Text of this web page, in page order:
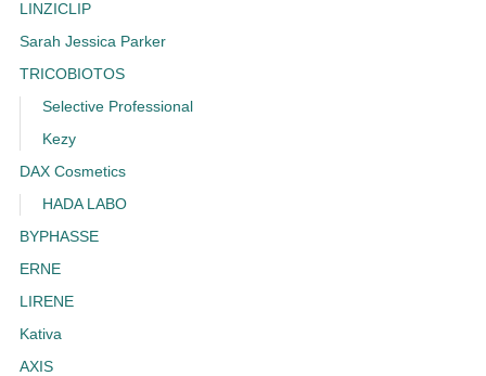
LINZICLIP
Sarah Jessica Parker
TRICOBIOTOS
Selective Professional
Kezy
DAX Cosmetics
HADA LABO
BYPHASSE
ERNE
LIRENE
Kativa
AXIS